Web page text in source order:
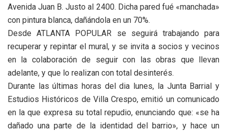
Avenida Juan B. Justo al 2400. Dicha pared fué «manchada»
con pintura blanca, dañándola en un 70%.
Desde ATLANTA POPULAR se seguirá trabajando para
recuperar y repintar el mural, y se invita a socios y vecinos
en la colaboración de seguir con las obras que llevan
adelante, y que lo realizan con total desinterés.
Durante las últimas horas del dia lunes, la Junta Barrial y
Estudios Históricos de Villa Crespo, emitió un comunicado
en la que expresa su total repudio, enunciando que: «se ha
dañado una parte de la identidad del barrio», y hace un